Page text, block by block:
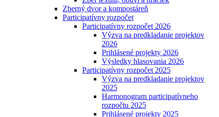
Zberný dvor a kompostáreň
Participatívny rozpočet
Participatívny rozpočet 2026
Výzva na predkladanie projektov
2026
Prihlásené projekty 2026
Výsledky hlasovania 2026
Participatívny rozpočet 2025
Výzva na predkladanie projektov
2025
Harmonogram participatívneho
rozpočtu 2025
Prihlásené projekty 2025